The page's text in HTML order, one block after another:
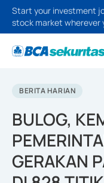
Start your investment
stock market wherever
BERITA HARIAN
BULOG,
GERAKAN